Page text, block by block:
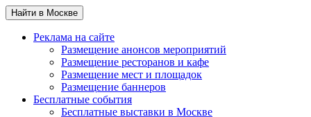
Найти в Москве
Реклама на сайте
Размещение анонсов мероприятий
Размещение ресторанов и кафе
Размещение мест и площадок
Размещение баннеров
Бесплатные события
Бесплатные выставки в Москве